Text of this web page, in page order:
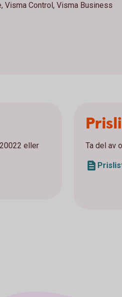
Visma Control, Visma Business
eller
Ta del av